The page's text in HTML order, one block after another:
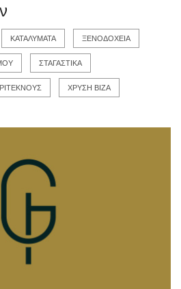
ΚΑΤΑΛΥΜΑΤΑ ΞΕΝΟΔΟΧΕΙΑ
ΣΤΑΓΑΣΤΙΚΑ
ΧΡΥΣΗ ΒΙΖΑ